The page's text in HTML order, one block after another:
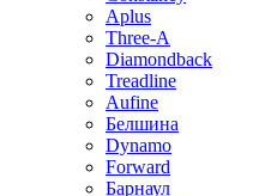
Aplus
Three-A
Diamondback
Treadline
Aufine
Белшина
Dynamo
Forward
Барнаул